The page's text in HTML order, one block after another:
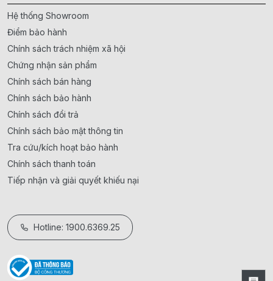
Hệ thống Showroom
Điểm bảo hành
Chính sách trách nhiệm xã hội
Chứng nhận sản phẩm
Chính sách bán hàng
Chính sách bảo hành
Chính sách đổi trả
Chính sách bảo mật thông tin
Tra cứu/kích hoạt bảo hành
Chính sách thanh toán
Tiếp nhận và giải quyết khiếu nại
Hotline: 1900.6369.25